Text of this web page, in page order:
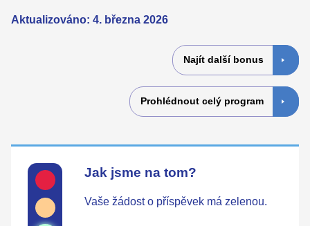
Aktualizováno: 4. března 2026
Najít další bonus
Prohlédnout celý program
Jak jsme na tom?
Vaše žádost o příspěvek má zelenou.